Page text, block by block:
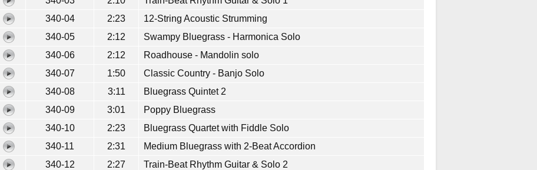
340-04
2:23
12-String Acoustic Strumming
340-05
2:12
Swampy Bluegrass - Harmonica Solo
340-06
2:12
Roadhouse - Mandolin solo
340-07
1:50
Classic Country - Banjo Solo
340-08
3:11
Bluegrass Quintet 2
340-09
3:01
Poppy Bluegrass
340-10
2:23
Bluegrass Quartet with Fiddle Solo
340-11
2:31
Medium Bluegrass with 2-Beat Accordion
340-12
2:27 Train-Beat Rhythm Guitar & Solo 2